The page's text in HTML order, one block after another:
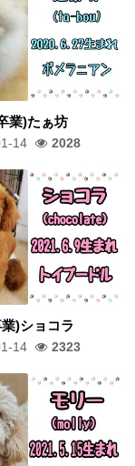
業)たぁ坊
14 2028
)ショコラ
14 2323